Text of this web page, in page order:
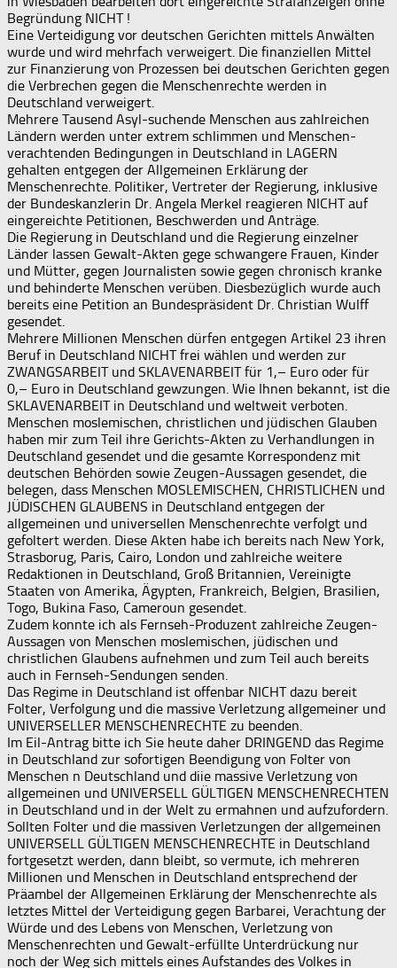
Begründung NICHT !
Eine Verteidigung vor deutschen Gerichten mittels Anwälten
wurde und wird mehrfach verweigert. Die finanziellen Mittel
zur Finanzierung von Prozessen bei deutschen Gerichten gegen
die Verbrechen gegen die Menschenrechte werden in
Deutschland verweigert.
Mehrere Tausend Asyl-suchende Menschen aus zahlreichen
Ländern werden unter extrem schlimmen und Menschen-
verachtenden Bedingungen in Deutschland in LAGERN
gehalten entgegen der Allgemeinen Erklärung der
Menschenrechte. Politiker, Vertreter der Regierung, inklusive
der Bundeskanzlerin Dr. Angela Merkel reagieren NICHT auf
eingereichte Petitionen, Beschwerden und Anträge.
Die Regierung in Deutschland und die Regierung einzelner
Länder lassen Gewalt-Akten gege schwangere Frauen, Kinder
und Mütter, gegen Journalisten sowie gegen chronisch kranke
und behinderte Menschen verüben. Diesbezüglich wurde auch
bereits eine Petition an Bundespräsident Dr. Christian Wulff
gesendet.
Mehrere Millionen Menschen dürfen entgegen Artikel 23 ihren
Beruf in Deutschland NICHT frei wählen und werden zur
ZWANGSARBEIT und SKLAVENARBEIT für 1,– Euro oder für
0,– Euro in Deutschland gewzungen. Wie Ihnen bekannt, ist die
SKLAVENARBEIT in Deutschland und weltweit verboten.
Menschen moslemischen, christlichen und jüdischen Glauben
haben mir zum Teil ihre Gerichts-Akten zu Verhandlungen in
Deutschland gesendet und die gesamte Korrespondenz mit
deutschen Behörden sowie Zeugen-Aussagen gesendet, die
belegen, dass Menschen MOSLEMISCHEN, CHRISTLICHEN und
JÜDISCHEN GLAUBENS in Deutschland entgegen der
allgemeinen und universellen Menschenrechte verfolgt und
gefoltert werden. Diese Akten habe ich bereits nach New York,
Strasborug, Paris, Cairo, London und zahlreiche weitere
Redaktionen in Deutschland, Groß Britannien, Vereinigte
Staaten von Amerika, Ägypten, Frankreich, Belgien, Brasilien,
Togo, Bukina Faso, Cameroun gesendet.
Zudem konnte ich als Fernseh-Produzent zahlreiche Zeugen-
Aussagen von Menschen moslemischen, jüdischen und
christlichen Glaubens aufnehmen und zum Teil auch bereits
auch in Fernseh-Sendungen senden.
Das Regime in Deutschland ist offenbar NICHT dazu bereit
Folter, Verfolgung und die massive Verletzung allgemeiner und
UNIVERSELLER MENSCHENRECHTE zu beenden.
Im Eil-Antrag bitte ich Sie heute daher DRINGEND das Regime
in Deutschland zur sofortigen Beendigung von Folter von
Menschen n Deutschland und diie massive Verletzung von
allgemeinen und UNIVERSELL GÜLTIGEN MENSCHENRECHTEN
in Deutschland und in der Welt zu ermahnen und aufzufordern.
Sollten Folter und die massiven Verletzungen der allgemeinen
UNIVERSELL GÜLTIGEN MENSCHENRECHTE in Deutschland
fortgesetzt werden, dann bleibt, so vermute, ich mehreren
Millionen und Menschen in Deutschland entsprechend der
Präambel der Allgemeinen Erklärung der Menschenrechte als
letztes Mittel der Verteidigung gegen Barbarei, Verachtung der
Würde und des Lebens von Menschen, Verletzung von
Menschenrechten und Gewalt-erfüllte Unterdrückung nur
noch der Weg sich mittels eines Aufstandes des Volkes in